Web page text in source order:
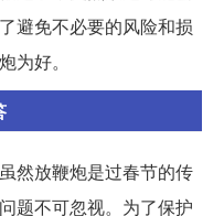
避免不必要的风险和损
为好。
然放鞭炮是过春节的传
题不可忽视。为了保护